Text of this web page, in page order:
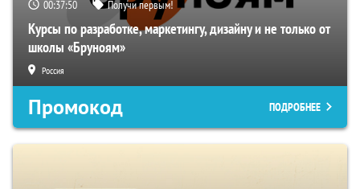
00:37:49 Получи первым!
Курсы по разработке, маркетингу, дизайну и не только от
школы «Бруноям»
Россия
Промокод ПОДРОБНЕЕ